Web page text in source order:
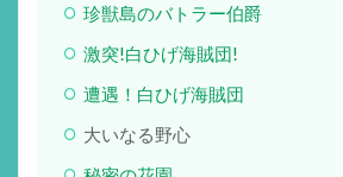
珍獣島のバトラー伯爵
激突!白ひげ海賊団!
遭遇！白ひげ海賊団
大いなる野心